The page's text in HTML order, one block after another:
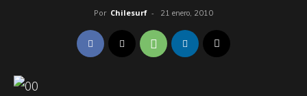
Por Chilesurf - 21 enero, 2010